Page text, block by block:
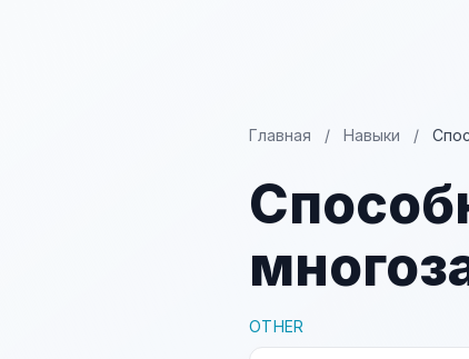
Главная / Навыки /
OTHER